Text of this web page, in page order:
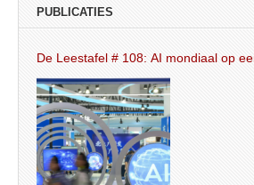
PUBLICATIES
De Leestafel # 108: AI